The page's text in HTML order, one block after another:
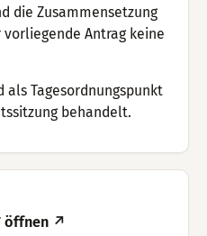
die Zusammensetzung
Antrag keine
als Tagesordnungspunkt
behandelt.
öffnen ↗